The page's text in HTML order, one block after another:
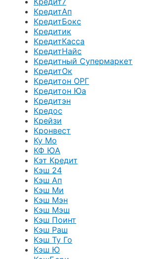
КредитАп
КредитБокс
Кредитик
КредитКасса
КредитНайс
Кредитный Супермаркет
КредитОк
Кредитон ОРГ
Кредитон Юа
Кредитэн
Кредос
Крейзи
Кронвест
Ку Мо
КФ ЮА
Кэт Кредит
Кэш 24
Кэш Ап
Кэш Ми
Кэш Мэн
Кэш Мэш
Кэш Поинт
Кэш Раш
Кэш Ту Го
Кэш Ю